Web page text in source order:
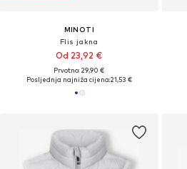
MINOTI
Flis jakna
Od 23,92 €
Prvotno: 29,90 €
Posljednja najniža cijena:21,53 €